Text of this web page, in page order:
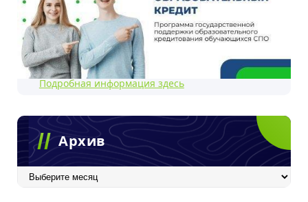
Подробная информация здесь
Архив
Архив